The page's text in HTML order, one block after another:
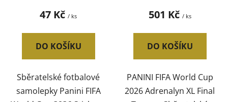
47 Kč / ks
DO KOŠÍKU
Sběratelské fotbalové
samolepky Panini FIFA
501 Kč / ks
DO KOŠÍKU
PANINI FIFA World Cup
2026 Adrenalyn XL Final